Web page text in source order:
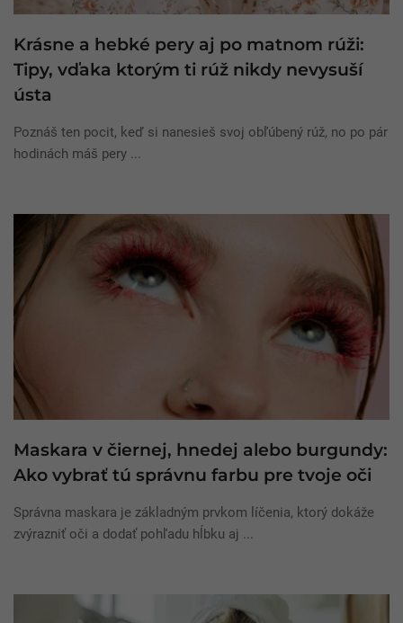
Krásne a hebké pery aj po matnom rúži:
Tipy, vďaka ktorým ti rúž nikdy nevysuší
ústa
Poznáš ten pocit, keď si nanesieš svoj obľúbený rúž, no po pár
hodinách máš pery ...
Maskara v čiernej, hnedej alebo burgundy:
Ako vybrať tú správnu farbu pre tvoje oči
Správna maskara je základným prvkom líčenia, ktorý dokáže
zvýrazniť oči a dodať pohľadu hĺbku aj ...